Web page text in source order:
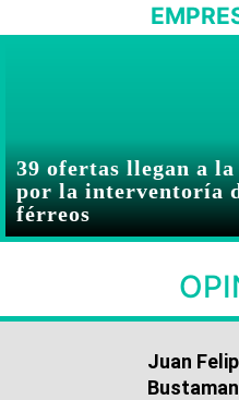
39 ofertas llegan a
por la interventoría
férreos
Juan